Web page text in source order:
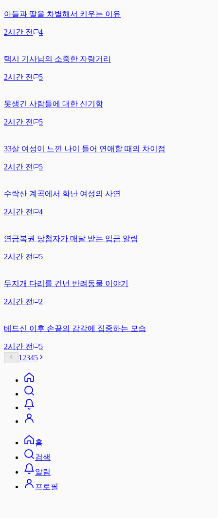
아들과 딸을 차별해서 키우는 이유
2시간 전 4
택시 기사님의 소중한 자랑거리
2시간 전 5
못생긴 사람들에 대한 신기함
2시간 전 5
33살 여성이 느낀 나이 들어 연애할 때의 차이점
2시간 전 5
수락산 계곡에서 화난 여성의 사연
2시간 전 4
연금복권 당첨자가 매달 받는 입금 알림
2시간 전 5
무지개 다리를 건넌 반려동물 이야기
2시간 전 2
베드신 이후 손끝의 감각에 집중하는 모습
2시간 전
5
1 2345
홈
검색
알림
프로필